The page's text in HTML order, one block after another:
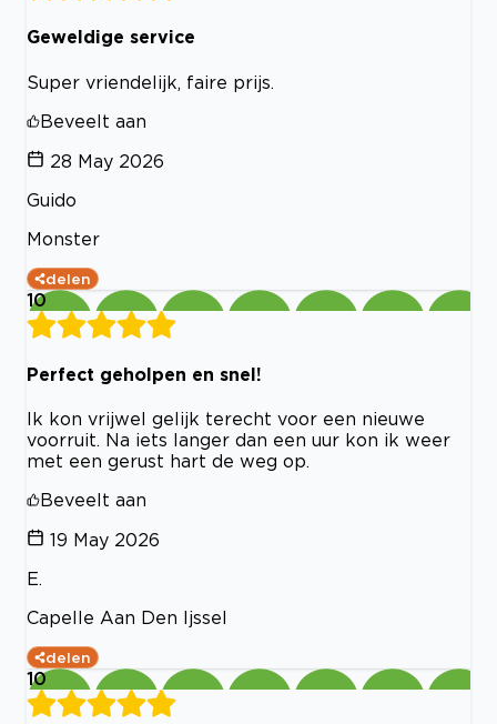
Geweldige service
Super vriendelijk, faire prijs.
Beveelt aan
28 May 2026
Guido
Monster
delen
10
Perfect geholpen en snel!
Ik kon vrijwel gelijk terecht voor een nieuwe
voorruit. Na iets langer dan een uur kon ik weer
met een gerust hart de weg op.
Beveelt aan
19 May 2026
E.
Capelle Aan Den Ijssel
delen
10